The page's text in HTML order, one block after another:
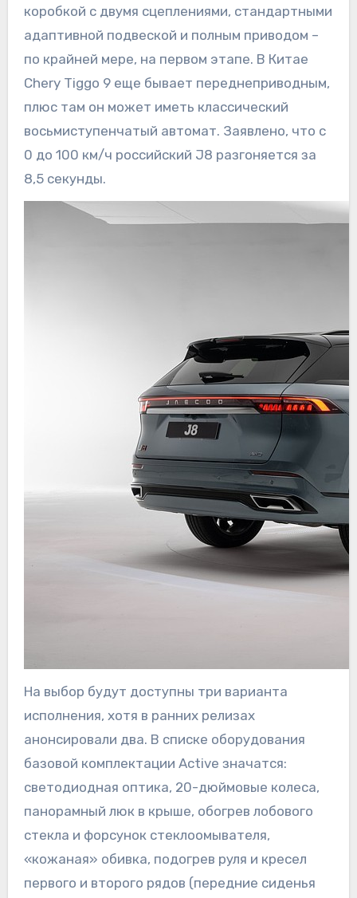
коробкой с двумя сцеплениями, стандартными
адаптивной подвеской и полным приводом –
по крайней мере, на первом этапе. В Китае
Chery Tiggo 9 еще бывает переднеприводным,
плюс там он может иметь классический
восьмиступенчатый автомат. Заявлено, что с
0 до 100 км/ч российский J8 разгоняется за
8,5 секунды.
На выбор будут доступны три варианта
исполнения, хотя в ранних релизах
анонсировали два. В списке оборудования
базовой комплектации Active значатся:
светодиодная оптика, 20-дюймовые колеса,
панорамный люк в крыше, обогрев лобового
стекла и форсунок стеклоомывателя,
«кожаная» обивка, подогрев руля и кресел
первого и второго рядов (передние сиденья